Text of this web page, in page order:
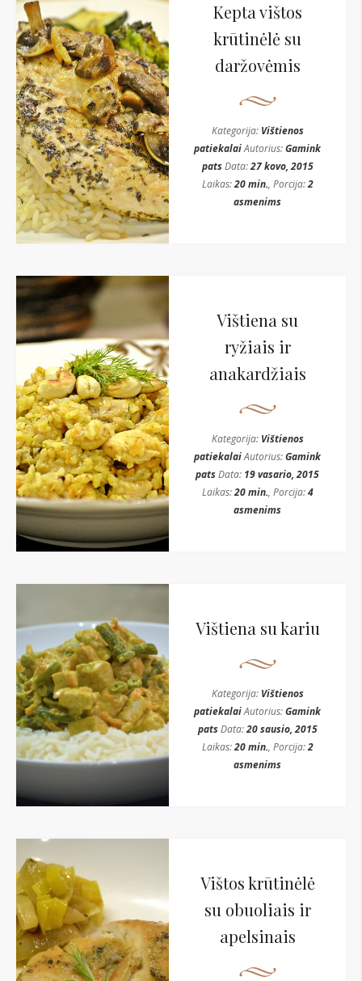
Kepta vištos
krūtinėlė su
daržovėmis
Kategorija: Vištienos
patiekalaiAutorius:Gamink
patsData:27 kovo, 2015
Laikas:20 min., Porcija:2
asmenims
Vištiena su
ryžiais ir
anakardžiais
Kategorija: Vištienos
patiekalaiAutorius:Gamink
patsData: 19 vasario, 2015
Laikas:20 min., Porcija:4
asmenims
Vištiena su kariu
Kategorija: Vištienos
patiekalaiAutorius:Gamink
patsData:20 sausio, 2015
Laikas:20 min., Porcija:2
asmenims
Vištos krūtinėlė
su obuoliais ir
apelsinais